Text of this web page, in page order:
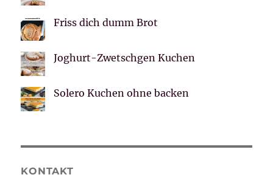
Friss dich dumm Brot
Joghurt-Zwetschgen Kuchen
Solero Kuchen ohne backen
KONTAKT